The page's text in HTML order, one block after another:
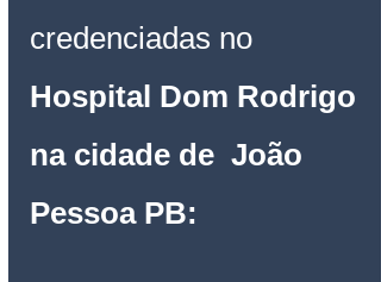
credenciadas no
Hospital Dom Rodrigo
na cidade de  João
Pessoa PB: